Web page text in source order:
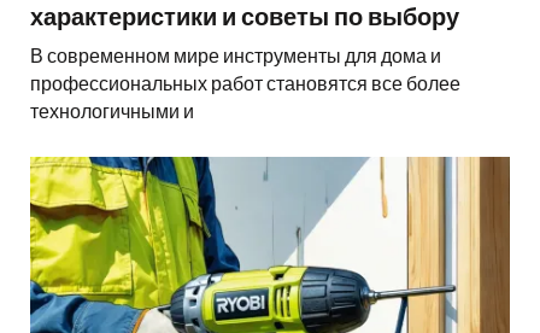
характеристики и советы по выбору
В современном мире инструменты для дома и
профессиональных работ становятся все более
технологичными и